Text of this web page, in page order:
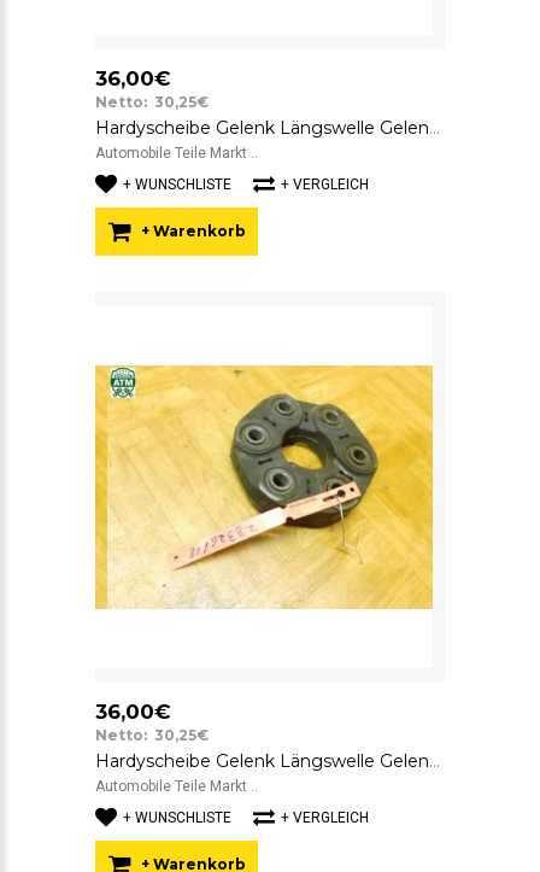
36,00€
Netto: 30,25€
Hardyscheibe Gelenk Längswelle Gelenkscheibe BMW 3 X5 8681477 EE-DF0008-004
Automobile Teile Markt ..
+ WUNSCHLISTE
+ VERGLEICH
+ Warenkorb
36,00€
Netto: 30,25€
Hardyscheibe Gelenk Längswelle Gelenkscheibe BMW 3 X5 8681477 EE-DF0008-004
Automobile Teile Markt ..
+ WUNSCHLISTE
+ VERGLEICH
+ Warenkorb